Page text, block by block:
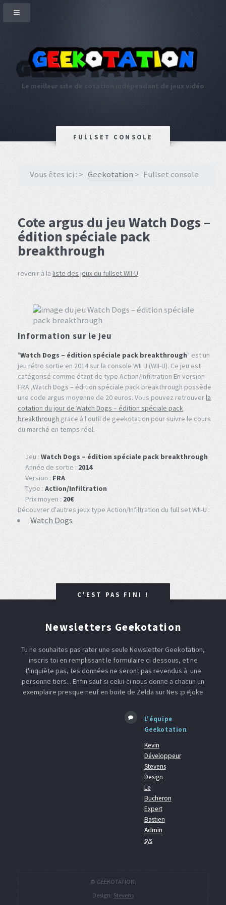
Le meilleur site de cotation indépendant de jeux vidéo
FULLSET CONSOLE
Vous êtes ici : Geekotation Fullset console
Cote argus du jeu Watch Dogs –
édition spéciale pack
breakthrough
revenir à la liste des jeux du fullset WII-U
Information sur le jeu
"Watch Dogs – édition spéciale pack breakthrough" est un
jeu rétro sortie en 2014 sur la console WII U (WII-U). Ce jeu est
catégorisé comme étant de type Action/Infiltration En version
FRA ,Watch Dogs – édition spéciale pack breakthrough possède
une code argus moyenne de 20 euros. Vous pouvez retrouverla
cotation du jour de Watch Dogs – édition spéciale pack
breakthrough grace à l'outil de geekotation pour suivre le cours
du marché en temps réel.
Jeu : Watch Dogs – édition spéciale pack breakthrough
Année de sortie : 2014
Version : FRA
Type : Action/Infiltration
Prix moyen : 20€
Découvrer d'autres jeux type Action/Infiltration du full set WII-U :
Watch Dogs
C'EST PAS FINI !
Newsletters Geekotation
Tu ne souhaites pas rater une seule Newsletter Geekotation,
inscris toi en remplissant le formulaire ci dessous, et ne
t'inquiète pas, tes données ne seront pas revendus à une
personne tiers... Enfin sauf si celui-ci nous donne a chacun un
exemplaire presque neuf en boite de Zelda sur Nes :p #joke
L'équipe
Geekotation
Kevin
Développeur
Stevens
Design
Le
Bucheron
Expert
Bastien
Admin
sys
© GEEKOTATION.
Design: Stevens